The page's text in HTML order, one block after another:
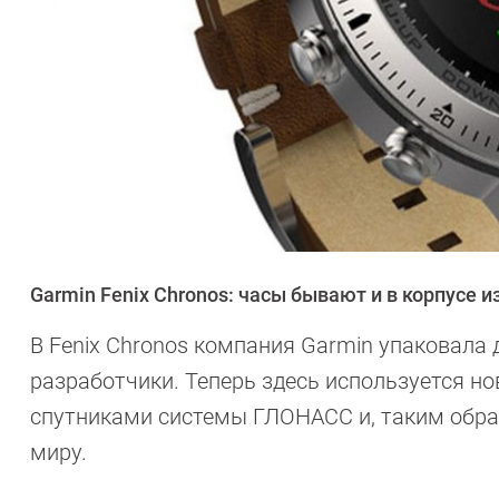
Garmin Fenix Chronos: часы бывают и в
В Fenix Chronos компания Garmin упаковала
разработчики. Теперь здесь используется
спутниками системы ГЛОНАСС и, таким
миру.